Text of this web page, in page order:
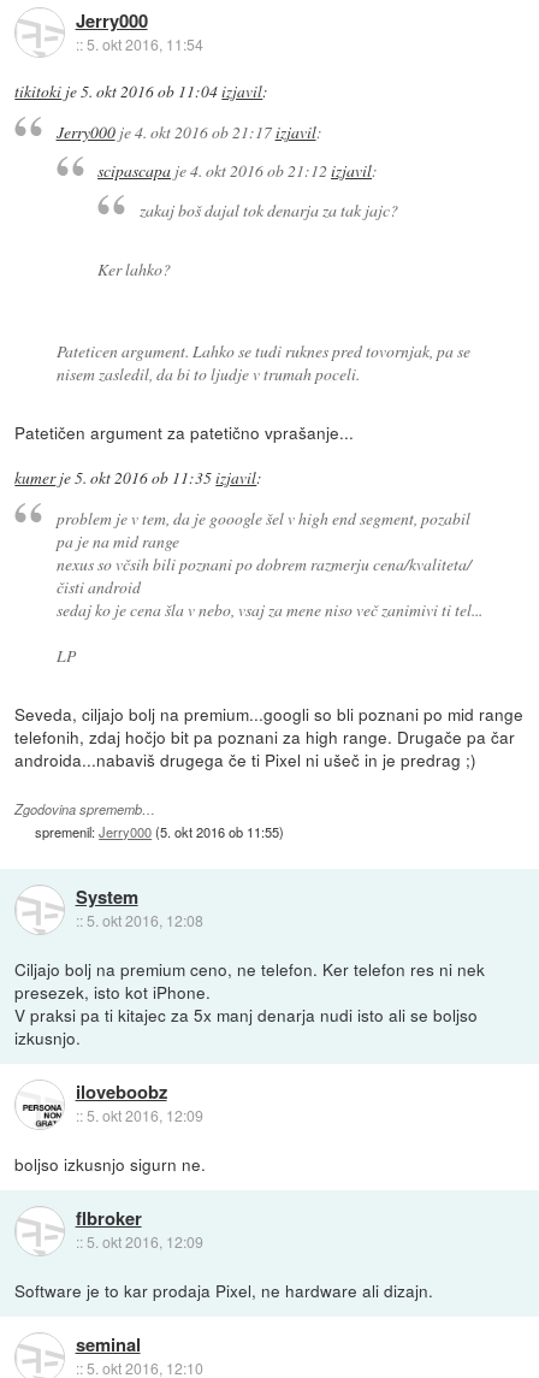
Jerry000
::5. okt 2016, 11:54
tikitoki je5. okt 2016 ob 11:04izjavil:
Jerry000je4. okt 2016 ob 21:17izjavil:
scipascapa je4. okt 2016 ob 21:12izjavil:
zakaj boš dajal tok denarja za tak jajc?
Ker lahko?
Pateticen argument. Lahko se tudi ruknes pred tovornjak, pa se
nisem zasledil, da bi to ljudje v trumah poceli.
Patetičen argument za patetično vprašanje...
kumerje5. okt 2016 ob 11:35izjavil:
problem je v tem, da je gooogle šel v high end segment, pozabil
pa je na mid range
nexus so včsih bili poznani po dobrem razmerju cena/kvaliteta/
čisti android
sedaj ko je cena šla v nebo, vsaj za mene niso več zanimivi ti tel...
LP
Seveda, ciljajo bolj na premium...googli so bli poznani po mid range
telefonih, zdaj hočjo bit pa poznani za high range. Drugače pa čar
androida...nabaviš drugega če ti Pixel ni ušeč in je predrag ;)
Zgodovina sprememb…
spremenil:Jerry000(5. okt 2016 ob 11:55)
System
:: 5. okt 2016, 12:08
Ciljajo bolj na premium ceno, ne telefon. Ker telefon res ni nek
presezek, isto kot iPhone.
V praksi pa ti kitajec za 5x manj denarja nudi isto ali se boljso
izkusnjo.
iloveboobz
::5. okt 2016, 12:09
boljso izkusnjo sigurn ne.
flbroker
:: 5. okt 2016, 12:09
Software je to kar prodaja Pixel, ne hardware ali dizajn.
seminal
::5. okt 2016, 12:10